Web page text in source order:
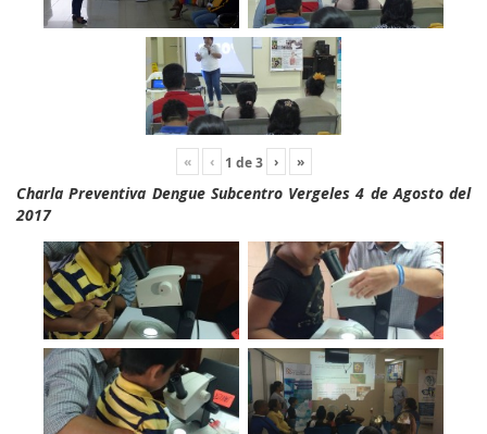
« ‹ 1 de3 › »
Charla Preventiva Dengue Subcentro Vergeles 4 de Agosto del
2017